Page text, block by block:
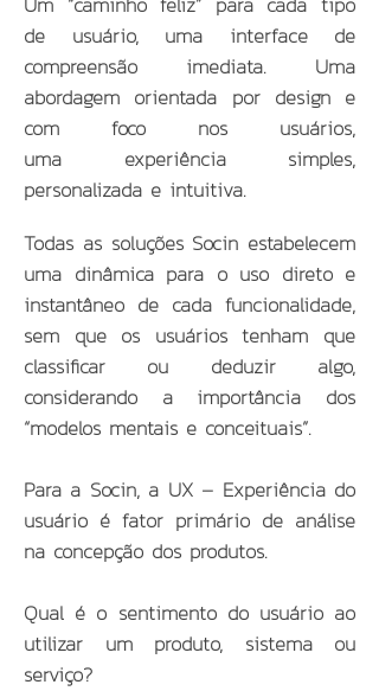
de usuário, uma interface de
compreensão imediata. Uma
abordagem orientada por design e
com foco nos usuários,
uma experiência simples,
personalizada e intuitiva.
Todas as soluções Socin estabelecem
uma dinâmica para o uso direto e
instantâneo de cada funcionalidade,
sem que os usuários tenham que
classificar ou deduzir algo,
considerando a importância dos
“modelos mentais e conceituais”.
Para a Socin, a UX – Experiência do
usuário é fator primário de análise
na concepção dos produtos.
Qual é o sentimento do usuário ao
utilizar um produto, sistema ou
serviço?